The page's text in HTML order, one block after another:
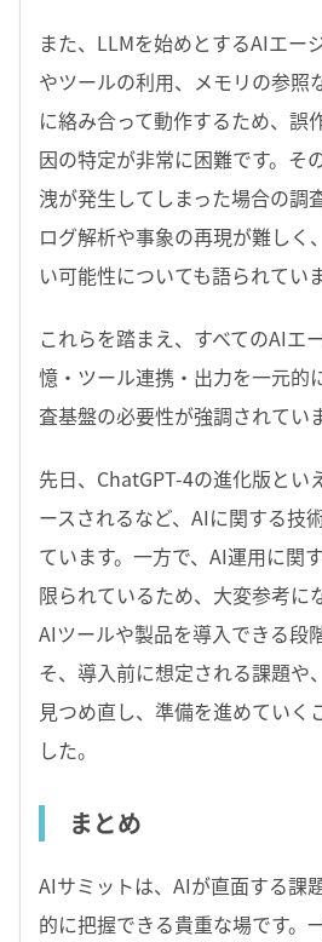
また、LLMを始めとするAIエー
やツールの利用、メモリの参照
に絡み合って動作するため、誤
因の特定が非常に困難です。そ
洩が発生してしまった場合の調
ログ解析や事象の再現が難しく
い可能性についても語られてい
これらを踏まえ、すべてのAIエ
憶・ツール連携・出力を一元的
査基盤の必要性が強調されてい
先日、ChatGPT-4の進化版とい
ースされるなど、AIに関する技
ています。一方で、AI運用に関
限られているため、大変参考に
AIツールや製品を導入できる段
そ、導入前に想定される課題や
見つめ直し、準備を進めていく
した。
まとめ
AIサミットは、AIが直面する課
的に把握できる貴重な場です。